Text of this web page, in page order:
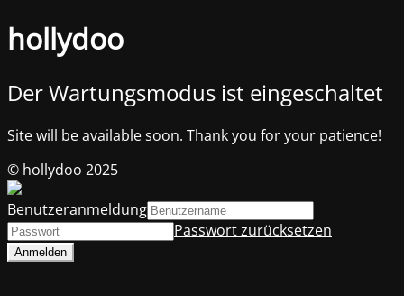
hollydoo
Der Wartungsmodus ist eingeschaltet
Site will be available soon. Thank you for your patience!
© hollydoo 2025
Benutzeranmeldung
Passwort zurücksetzen